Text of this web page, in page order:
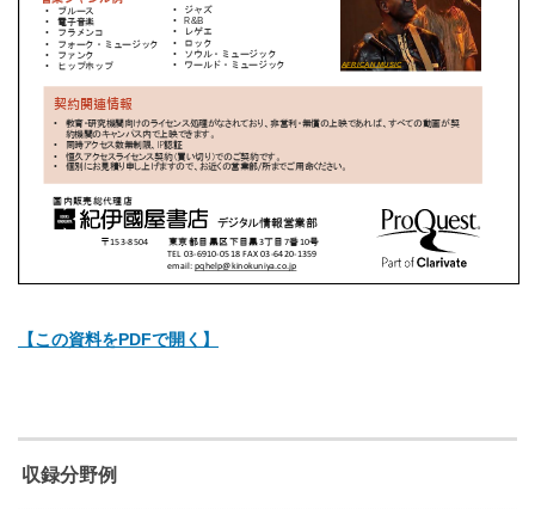
【この資料をPDFで開く】
収録分野例